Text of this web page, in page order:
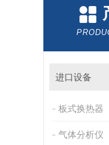
进口设备
板式换热器
气体分析仪